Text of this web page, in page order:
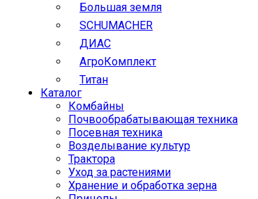
Большая земля
SCHUMACHER
ДИАС
АгроКомплект
Титан
Каталог
Комбайны
Почвообрабатывающая техника
Посевная техника
Возделывание культур
Трактора
Уход за растениями
Хранение и обработка зерна